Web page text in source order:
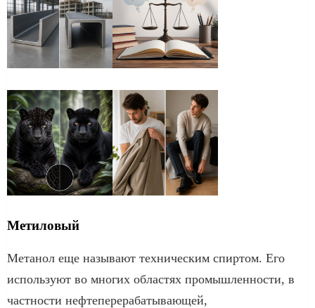
Метиловый
Метанол еще называют техническим спиртом. Его
используют во многих областях промышленности, в
частности нефтеперерабатывающей,